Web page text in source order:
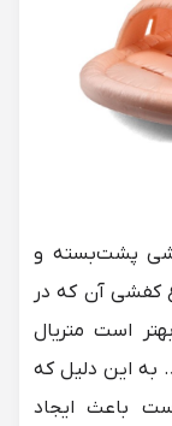
پشت‌بسته و
کفشی آن که در
است متریال
به این دلیل که
باعث ایجاد